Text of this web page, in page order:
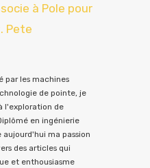
à Pole pour
Pete
par les machines
de pointe, je
l'exploration de
en ingénierie
ma passion
des articles qui
et enthousiasme